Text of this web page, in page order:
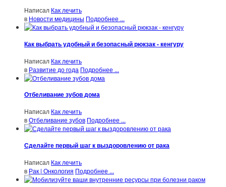
Написал Как лечить
в Новости медицины Подробнее ...
Как выбрать удобный и безопасный рюкзак - кенгуру
Написал Как лечить
в Развитие до года Подробнее ...
Отбеливание зубов дома
Написал Как лечить
вОтбеливание зубов Подробнее ...
Сделайте первый шаг к выздоровлению от рака
Написал Как лечить
в Рак | Онкология Подробнее ...